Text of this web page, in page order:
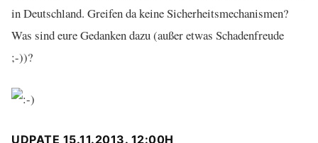
in Deutschland. Greifen da keine Sicherheitsmechanismen?
Was sind eure Gedanken dazu (außer etwas Schadenfreude
;-))?
UDPATE 15.11.2013. 12:00H